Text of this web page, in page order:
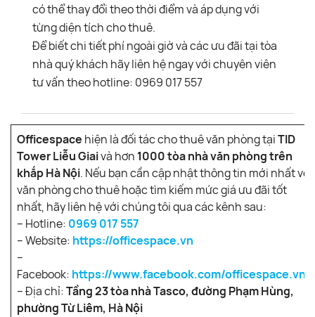
có thể thay đổi theo thời điểm và áp dụng với
từng diện tích cho thuê.
Để biết chi tiết phí ngoài giờ và các ưu đãi tại tòa
nhà quý khách hãy liên hệ ngay với chuyên viên
tư vấn theo hotline: 0969 017 557
Officespace hiện là đối tác cho thuê văn phòng tạiTID
TowerLiễu Giaivà hơn 1000 tòa nhà văn phòng trên
khắp Hà Nội. Nếu bạn cần cập nhật thông tin mới nhất về
văn phòng cho thuê hoặc tìm kiếm mức giá ưu đãi tốt
nhất, hãy liên hệ với chúng tôi qua các kênh sau:
– Hotline: 0969 017 557
– Website: https://officespace.vn
–
Facebook: https://www.facebook.com/officespace.vn/
– Địa chỉ:Tầng 23 tòa nhà Tasco, đường Phạm Hùng,
phường Từ Liêm, Hà Nội